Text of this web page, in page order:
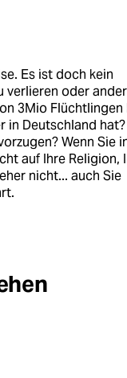
Es ist doch kein
verlieren oder
3Mio Flüchtlingen
in Deutschland hat?
Wenn Sie
auf Ihre Religion,
nicht... auch Sie